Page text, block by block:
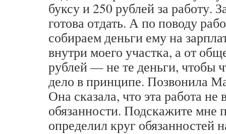
буксу и 250 рублей за работу.
готова отдать. А по поводу
собираем деньги ему на
внутри моего участка, а от
рублей — не те деньги, чтобы
дело в принципе. Позвонила
Она сказала, что эта работа не
обязанности. Подскажите мне
определил круг обязанностей